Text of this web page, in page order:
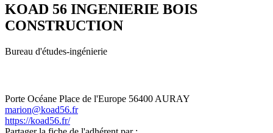
KOAD 56 INGENIERIE BOIS
CONSTRUCTION
Bureau d'études-ingénierie
Porte Océane Place de l'Europe 56400 AURAY
marion@koad56.fr
https://koad56.fr/